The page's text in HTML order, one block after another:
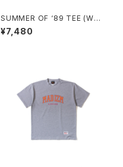
SUMMER OF ‘89 TEE (WHI
TE)
¥7,480